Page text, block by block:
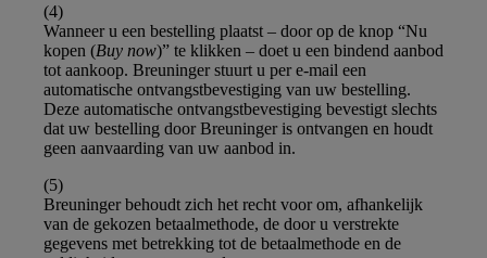
(4)
Wanneer u een bestelling plaatst – door op de knop “Nu
kopen (Buy now)” te klikken – doet u een bindend aanbod
tot aankoop. Breuninger stuurt u per e-mail een
automatische ontvangstbevestiging van uw bestelling.
Deze automatische ontvangstbevestiging bevestigt slechts
dat uw bestelling door Breuninger is ontvangen en houdt
geen aanvaarding van uw aanbod in.
(5)
Breuninger behoudt zich het recht voor om, afhankelijk
van de gekozen betaalmethode, de door u verstrekte
gegevens met betrekking tot de betaalmethode en de